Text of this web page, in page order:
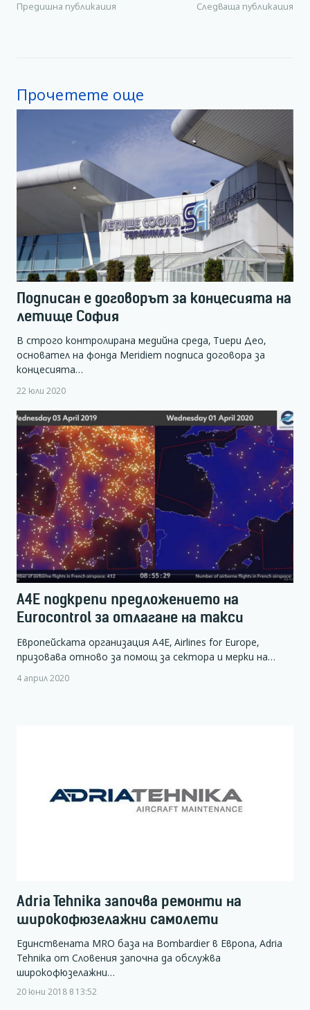
Предишна публикация Следваща публикация
Прочетете още
Подписан е договорът за концесията на
летище София
В строго контролирана медийна среда, Тиери Део,
основател на фонда Meridiem подписа договора за
концесията…
22 юли 2020
A4E подкрепи предложението на
Eurocontrol за отлагане на такси
Европейската организация A4E, Airlines for Europe,
призовава отново за помощ за сектора и мерки на…
4 април 2020
Adria Tehnika започва ремонти на
широкофюзелажни самолети
Единствената MRO база на Bombardier в Европа, Adria
Tehnika от Словения започна да обслужва
широкофюзелажни…
20 юни 2018 в 13:52